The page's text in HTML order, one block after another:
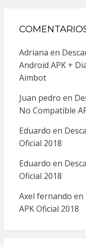
Adriana en
Android APK +
Aimbot
Juan pedro en
No Compatible
Eduardo en
Oficial 2018
Eduardo en
Oficial 2018
Axel fernando en
APK Oficial 2018